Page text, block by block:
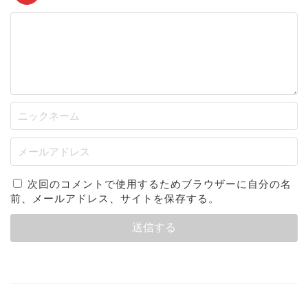
次回のコメントで使用するためブラウザーに自分の名
前、メールアドレス、サイトを保存する。